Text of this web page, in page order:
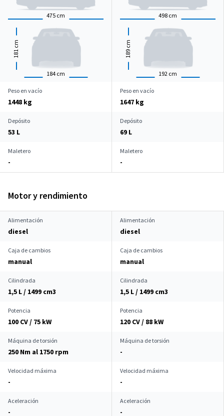
475 cm
184 cm
181
cm
498 cm
192 cm
189
cm
Peso en vacío
1448 kg
Peso en vacío
1647 kg
Depósito
53 L
Depósito
69 L
Maletero
-
Maletero
-
Motor y rendimiento
Alimentación
diesel
Alimentación
diesel
Caja de cambios
manual
Caja de cambios
manual
Cilindrada
1,5 L / 1499 cm3
Cilindrada
1,5 L / 1499 cm3
Potencia
100 CV / 75 kW
Potencia
120 CV / 88 kW
Máquina de torsión
250 Nm al 1750 rpm
Máquina de torsión
-
Velocidad máxima
-
Velocidad máxima
-
Aceleración
-
Aceleración
-